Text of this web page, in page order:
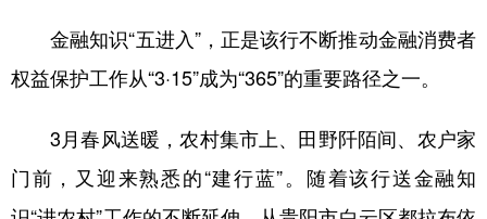
金融知识“五进入”，正是该行不断推动金融消费者
权益保护工作从“3·15”成为“365”的重要路径之一。
3月春风送暖，农村集市上、田野阡陌间、农户家
门前，又迎来熟悉的“建行蓝”。随着该行送金融知